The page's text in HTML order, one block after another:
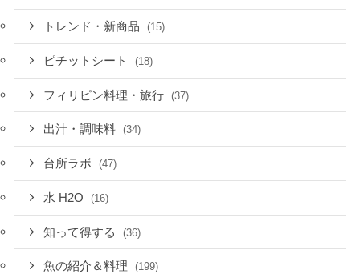
トレンド・新商品 (15)
ピチットシート (18)
フィリピン料理・旅行 (37)
出汁・調味料 (34)
台所ラボ (47)
水 H2O (16)
知って得する (36)
魚の紹介＆料理 (199)